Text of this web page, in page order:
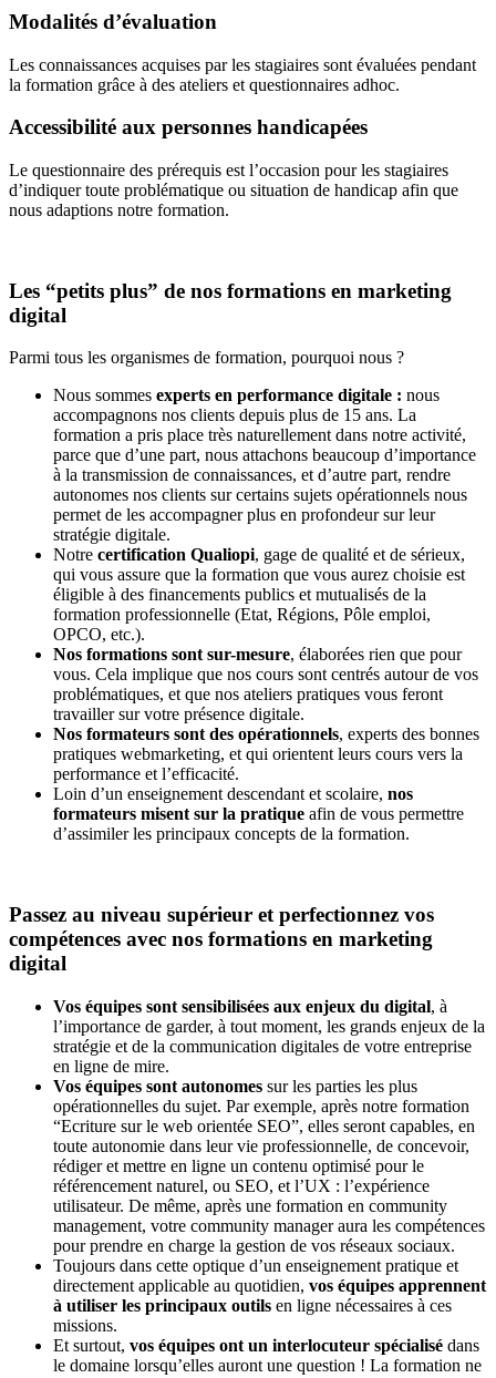
Modalités d’évaluation
Les connaissances acquises par les stagiaires sont évaluées pendant
la formation grâce à des ateliers et questionnaires adhoc.
Accessibilité aux personnes handicapées
Le questionnaire des prérequis est l’occasion pour les stagiaires
d’indiquer toute problématique ou situation de handicap afin que
nous adaptions notre formation.
Les “petits plus” de nos formations en marketing
digital
Parmi tous les organismes de formation, pourquoi nous ?
Nous sommes experts en performance digitale : nous
accompagnons nos clients depuis plus de 15 ans. La
formation a pris place très naturellement dans notre activité,
parce que d’une part, nous attachons beaucoup d’importance
à la transmission de connaissances, et d’autre part, rendre
autonomes nos clients sur certains sujets opérationnels nous
permet de les accompagner plus en profondeur sur leur
stratégie digitale.
Notre certification Qualiopi, gage de qualité et de sérieux,
qui vous assure que la formation que vous aurez choisie est
éligible à des financements publics et mutualisés de la
formation professionnelle (Etat, Régions, Pôle emploi,
OPCO, etc.).
Nos formations sont sur-mesure, élaborées rien que pour
vous. Cela implique que nos cours sont centrés autour de vos
problématiques, et que nos ateliers pratiques vous feront
travailler sur votre présence digitale.
Nos formateurs sont des opérationnels, experts des bonnes
pratiques webmarketing, et qui orientent leurs cours vers la
performance et l’efficacité.
Loin d’un enseignement descendant et scolaire, nos
formateurs misent sur la pratique afin de vous permettre
d’assimiler les principaux concepts de la formation.
Passez au niveau supérieur et perfectionnez vos
compétences avec nos formations en marketing
digital
Vos équipes sont sensibilisées aux enjeux du digital, à
l’importance de garder, à tout moment, les grands enjeux de la
stratégie et de la communication digitales de votre entreprise
en ligne de mire.
Vos équipes sont autonomes sur les parties les plus
opérationnelles du sujet. Par exemple, après notre formation
“Ecriture sur le web orientée SEO”, elles seront capables, en
toute autonomie dans leur vie professionnelle, de concevoir,
rédiger et mettre en ligne un contenu optimisé pour le
référencement naturel, ou SEO, et l’UX : l’expérience
utilisateur. De même, après une formation en community
management, votre community manager aura les compétences
pour prendre en charge la gestion de vos réseaux sociaux.
Toujours dans cette optique d’un enseignement pratique et
directement applicable au quotidien, vos équipes apprennent
à utiliser les principaux outils en ligne nécessaires à ces
missions.
Et surtout, vos équipes ont un interlocuteur spécialisé dans
le domaine lorsqu’elles auront une question ! La formation ne